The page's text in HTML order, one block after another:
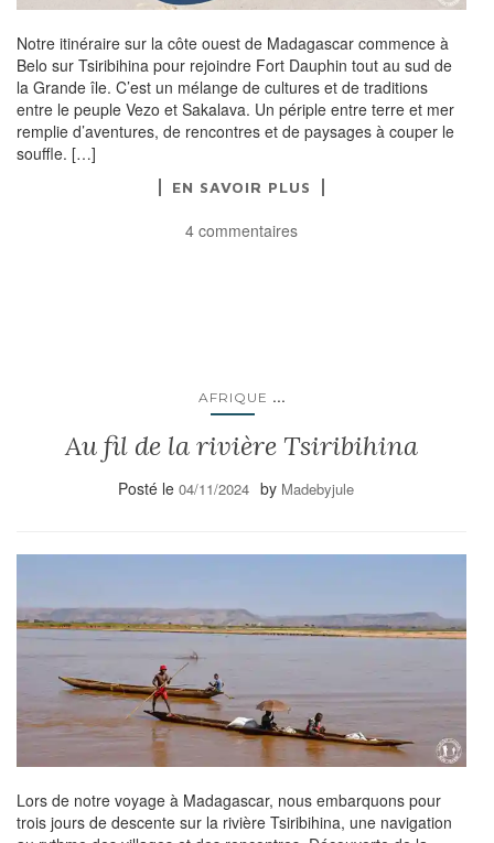
Notre itinéraire sur la côte ouest de Madagascar commence à
Belo sur Tsiribihina pour rejoindre Fort Dauphin tout au sud de
la Grande île. C’est un mélange de cultures et de traditions
entre le peuple Vezo et Sakalava. Un périple entre terre et mer
remplie d’aventures, de rencontres et de paysages à couper le
souffle. […]
EN SAVOIR PLUS
4 commentaires
AFRIQUE ...
Au fil de la rivière Tsiribihina
Posté le 04/11/2024 by Madebyjule
Lors de notre voyage à Madagascar, nous embarquons pour
trois jours de descente sur la rivière Tsiribihina, une navigation